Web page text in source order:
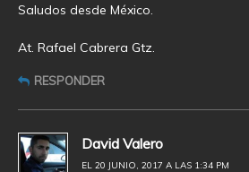
Saludos desde México.
At. Rafael Cabrera Gtz.
RESPONDER
David Valero
EL 20 JUNIO, 2017 A LAS 1:34 PM